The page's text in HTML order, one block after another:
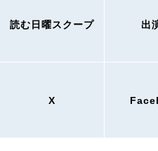
読む日曜スクープ 出
X